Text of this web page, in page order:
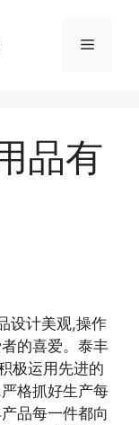
菜
品有
设计美观,操作
的喜爱。泰丰
极运用先进的
格抓好生产每
品每一件都向